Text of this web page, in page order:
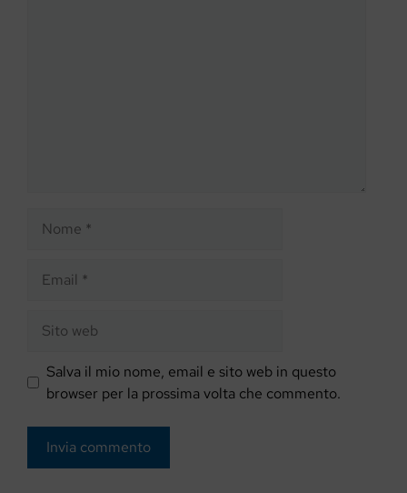
web
Salva il mio nome, email e sito web in questo
browser per la prossima volta che commento.